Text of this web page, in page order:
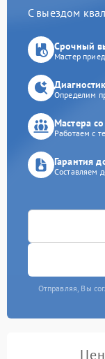
С выездом
Срочный
Мастер
Определим
Мастера
Работаем с
Гарантия
Составляем
Отправляя, Вы